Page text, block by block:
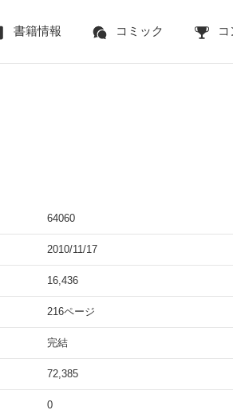
書籍情報 コミック
64060
2010/11/17
16,436
216ページ
完結
72,385
0